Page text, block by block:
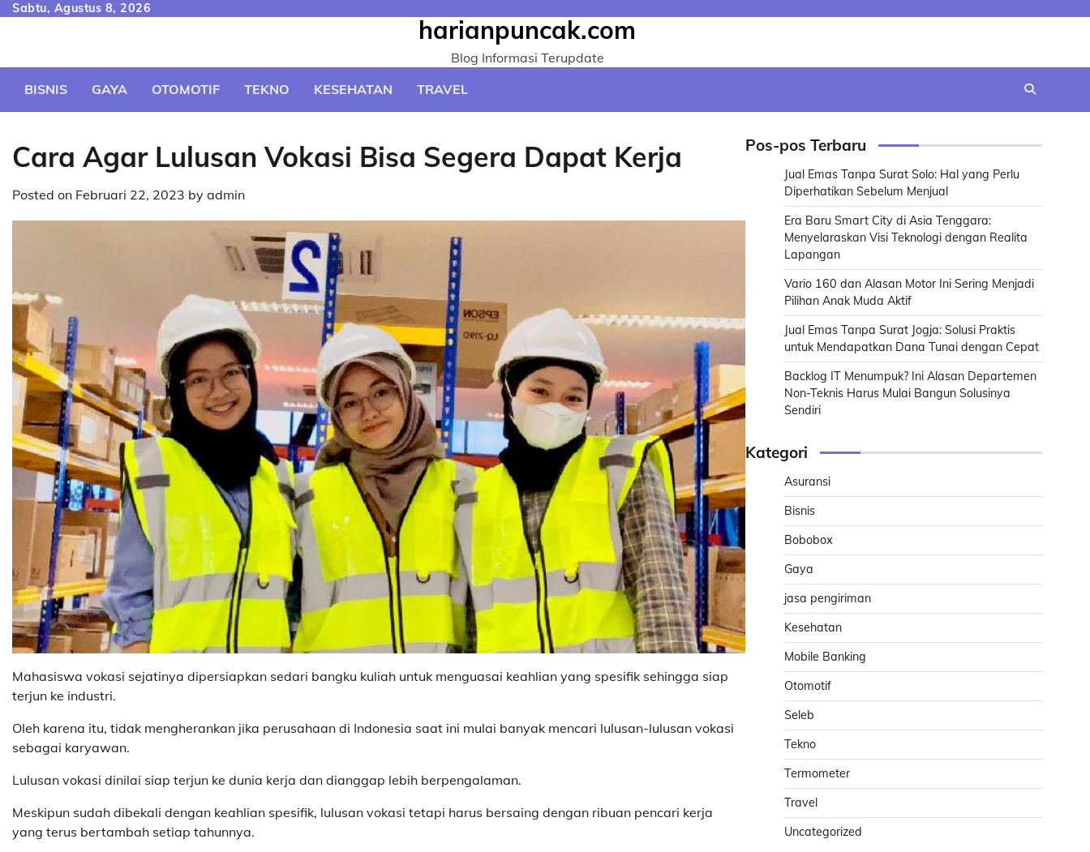
SkipSabtu, Agustus 8, 2026
harianpuncak.com
Blog Informasi Terupdate
BISNIS
GAYA OTOMOTIF TEKNO KESEHATAN TRAVEL
Cara Agar Lulusan Vokasi Bisa Segera Dapat Kerja
Posted on Februari 22, 2023 by admin
Mahasiswa vokasi sejatinya dipersiapkan sedari bangku kuliah untuk menguasai keahlian yang spesifik sehingga siap
terjun ke industri.
Oleh karena itu, tidak mengherankan jika perusahaan di Indonesia saat ini mulai banyak mencari lulusan-lulusan vokasi
sebagai karyawan.
Lulusan vokasi dinilai siap terjun ke dunia kerja dan dianggap lebih berpengalaman.
Meskipun sudah dibekali dengan keahlian spesifik, lulusan vokasi tetapi harus bersaing dengan ribuan pencari kerja
yang terus bertambah setiap tahunnya.
Pos-pos Terbaru
Jual Emas Tanpa Surat Solo: Hal yang Perlu
Diperhatikan Sebelum Menjual
Era Baru Smart City di Asia Tenggara:
Menyelaraskan Visi Teknologi dengan Realita
Lapangan
Vario 160 dan Alasan Motor Ini Sering Menjadi
Pilihan Anak Muda Aktif
Jual Emas Tanpa Surat Jogja: Solusi Praktis
untuk Mendapatkan Dana Tunai dengan Cepat
Backlog IT Menumpuk? Ini Alasan Departemen
Non-Teknis Harus Mulai Bangun Solusinya
Sendiri
Kategori
Asuransi
Bisnis
Bobobox
Gaya
jasa pengiriman
Kesehatan
Mobile Banking
Otomotif
Seleb
Tekno
Termometer
Travel
Uncategorized